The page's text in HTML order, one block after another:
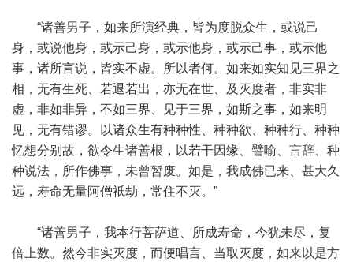
“诸善男子，如来所演经典，皆为度脱众生，或说己
身，或说他身，或示己身，或示他身，或示己事，或示他
事，诸所言说，皆实不虚。所以者何。如来如实知见三界之
相，无有生死、若退若出，亦无在世、及灭度者，非实非
虚，非如非异，不如三界、见于三界，如斯之事，如来明
见，无有错谬。以诸众生有种种性、种种欲、种种行、种种
忆想分别故，欲令生诸善根，以若干因缘、譬喻、言辞、种
种说法，所作佛事，未曾暂废。如是，我成佛已来、甚大久
远，寿命无量阿僧祇劫，常住不灭。”
“诸善男子，我本行菩萨道、所成寿命，今犹未尽，复
倍上数。然今非实灭度，而便唱言、当取灭度，如来以是方